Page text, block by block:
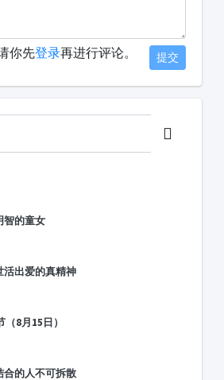
你先登录再进行评论。 提交
智的童女
活出爱的真精神
8月15日）
合的人不可拆散